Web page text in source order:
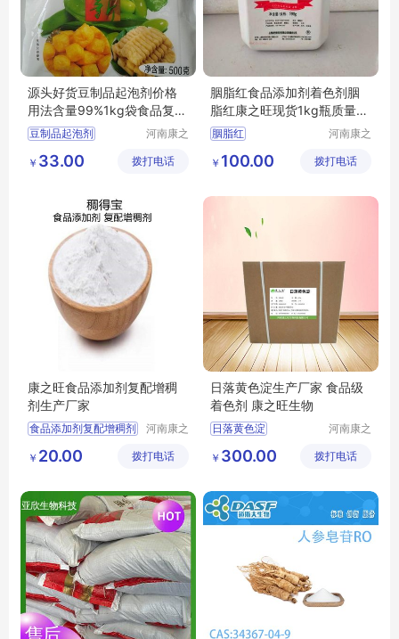
源头好货豆制品起泡剂价格
用法含量99%1kg袋食品复配
添加剂康之旺品质保证
豆制品起泡剂
河南康之
技有限公
￥ 33.00 拨打电话
胭脂红食品添加剂着色剂胭
脂红康之旺现货1kg瓶质量保
证
胭脂红
河南康之
技有限公
￥ 100.00 拨打电话
康之旺食品添加剂复配增稠
剂生产厂家
食品添加剂复配增稠剂
河南康之
技有限公
￥ 20.00 拨打电话
日落黄色淀生产厂家 食品级
着色剂 康之旺生物
日落黄色淀
河南康之
技有限公
￥ 300.00 拨打电话